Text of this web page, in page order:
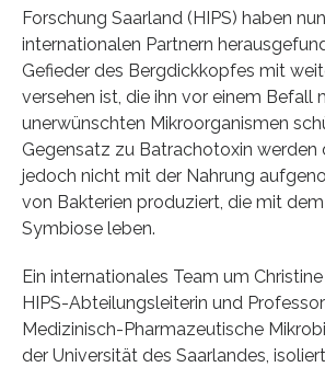
Forschung Saarland (HIPS) haben
internationalen Partnern
Gefieder des Bergdickkopfes mit
versehen ist, die ihn vor einem Befall
unerwünschten Mikroorganismen
Gegensatz zu Batrachotoxin werden
jedoch nicht mit der Nahrung
von Bakterien produziert, die mit
Symbiose leben.
Ein internationales Team um
HIPS-Abteilungsleiterin und
Medizinisch-Pharmazeutische
der Universität des Saarlandes,